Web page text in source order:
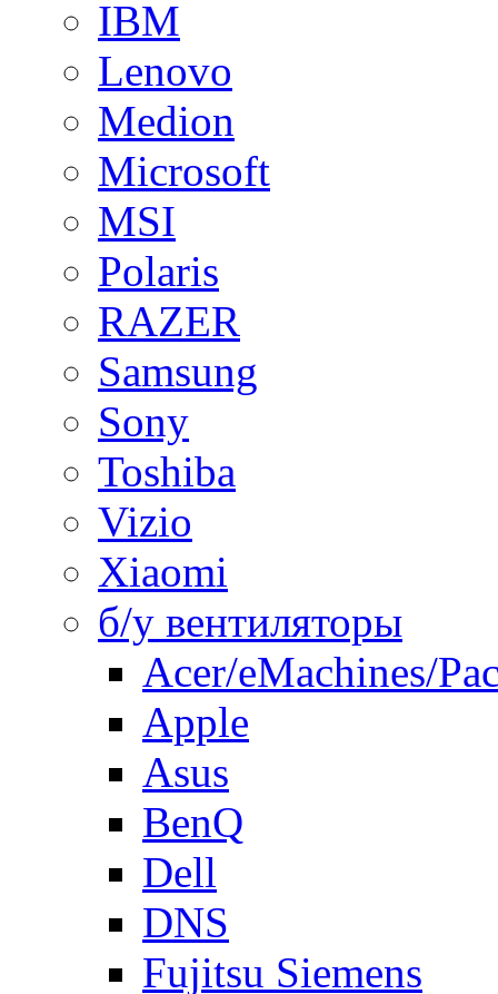
IBM
Lenovo
Medion
Microsoft
MSI
Polaris
RAZER
Samsung
Sony
Toshiba
Vizio
Xiaomi
б/у вентиляторы
Acer/eMachines/
Apple
Asus
BenQ
Dell
DNS
Fujitsu Siemens